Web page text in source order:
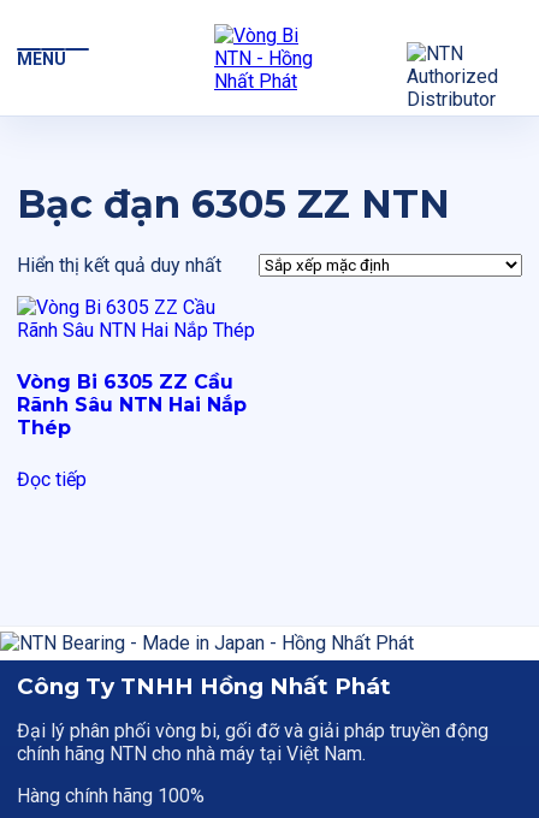
MENU
Bạc đạn 6305 ZZ NTN
Hiển thị kết quả duy nhất
Vòng Bi 6305 ZZ Cầu
Rãnh Sâu NTN Hai Nắp
Thép
Đọc tiếp
Công Ty TNHH Hồng Nhất Phát
Đại lý phân phối vòng bi, gối đỡ và giải pháp truyền động
chính hãng NTN cho nhà máy tại Việt Nam.
Hàng chính hãng 100%